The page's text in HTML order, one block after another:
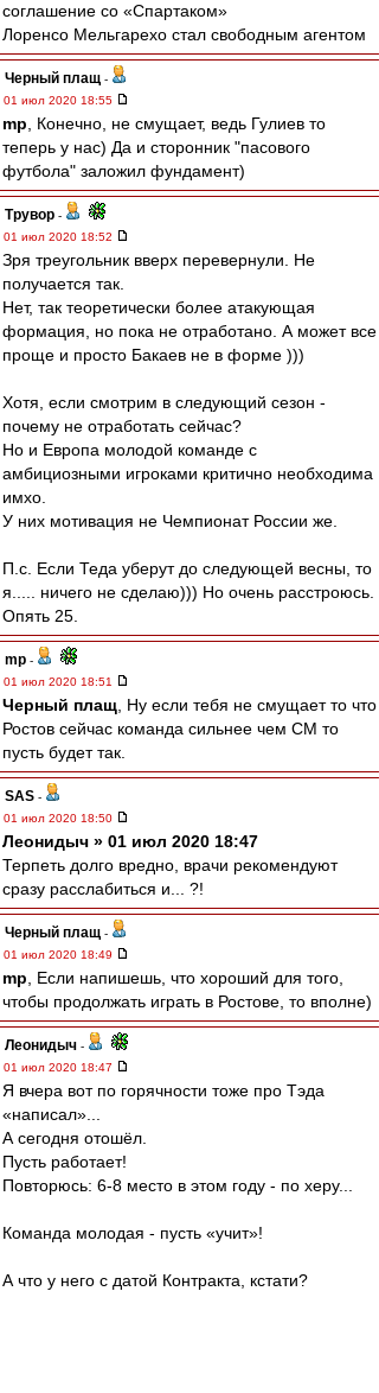
соглашение со «Спартаком»
Лоренсо Мельгарехо стал свободным агентом
Черный плащ -
01 июл 2020 18:55
mp , Конечно, не смущает, ведь Гулиев то
теперь у нас) Да и сторонник "пасового
футбола" заложил фундамент)
Трувор -
01 июл 2020 18:52
Зря треугольник вверх перевернули. Не
получается так.
Нет, так теоретически более атакующая
формация, но пока не отработано. А может все
проще и просто Бакаев не в форме )))
Хотя, если смотрим в следующий сезон -
почему не отработать сейчас?
Но и Европа молодой команде с
амбициозными игроками критично необходима
имхо.
У них мотивация не Чемпионат России же.
П.c. Если Теда уберут до следующей весны, то
я..... ничего не сделаю))) Но очень расстроюсь.
Опять 25.
mp -
01 июл 2020 18:51
Черный плащ , Ну если тебя не смущает то что
Ростов сейчас команда сильнее чем СМ то
пусть будет так.
SAS -
01 июл 2020 18:50
Леонидыч » 01 июл 2020 18:47
Терпеть долго вредно, врачи рекомендуют
сразу расслабиться и... ?!
Черный плащ -
01 июл 2020 18:49
mp , Если напишешь, что хороший для того,
чтобы продолжать играть в Ростове, то вполне)
Леонидыч -
01 июл 2020 18:47
Я вчера вот по горячности тоже про Тэда
«написал»...
А сегодня отошёл.
Пусть работает!
Повторюсь: 6-8 место в этом году - по херу...
Команда молодая - пусть «учит»!
А что у него с датой Контракта, кстати?